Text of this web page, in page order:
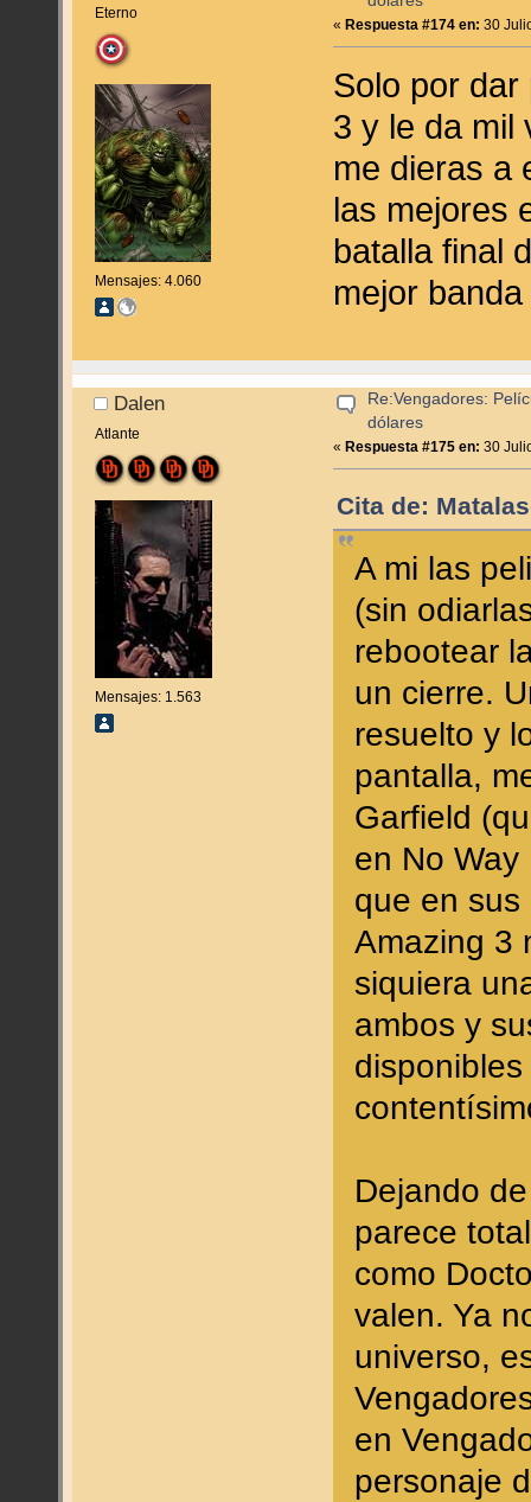
Eterno
Mensajes: 4.060
« Respuesta #174 en: 30
Solo por
3 y le da mil
me dieras a
las mejores
batalla final
mejor
Dalen
Atlante
Mensajes: 1.563
Re:Vengadores:
dólares
«Respuesta #175 en: 30
Cita de:
A mi las
(sin
rebootear
un cierre.
resuelto y
pantalla,
Garfield
en No
que en sus
Amazing 3
siquiera
ambos y
Dejando
parece
como
valen. Ya
universo,
en
personaje